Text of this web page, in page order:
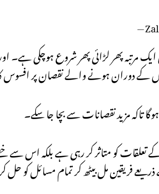
—
مرتبہ پھر لڑائی پھر شروع ہوچکی
دوران ہونے والے نقصان پر افسوس
تاکہ مزید نقصانات سے بچا جا سکے۔
کو متاثر کر رہی ہے بلکہ اس سے
فریقین مل بیٹھ کر تمام مسائل کو